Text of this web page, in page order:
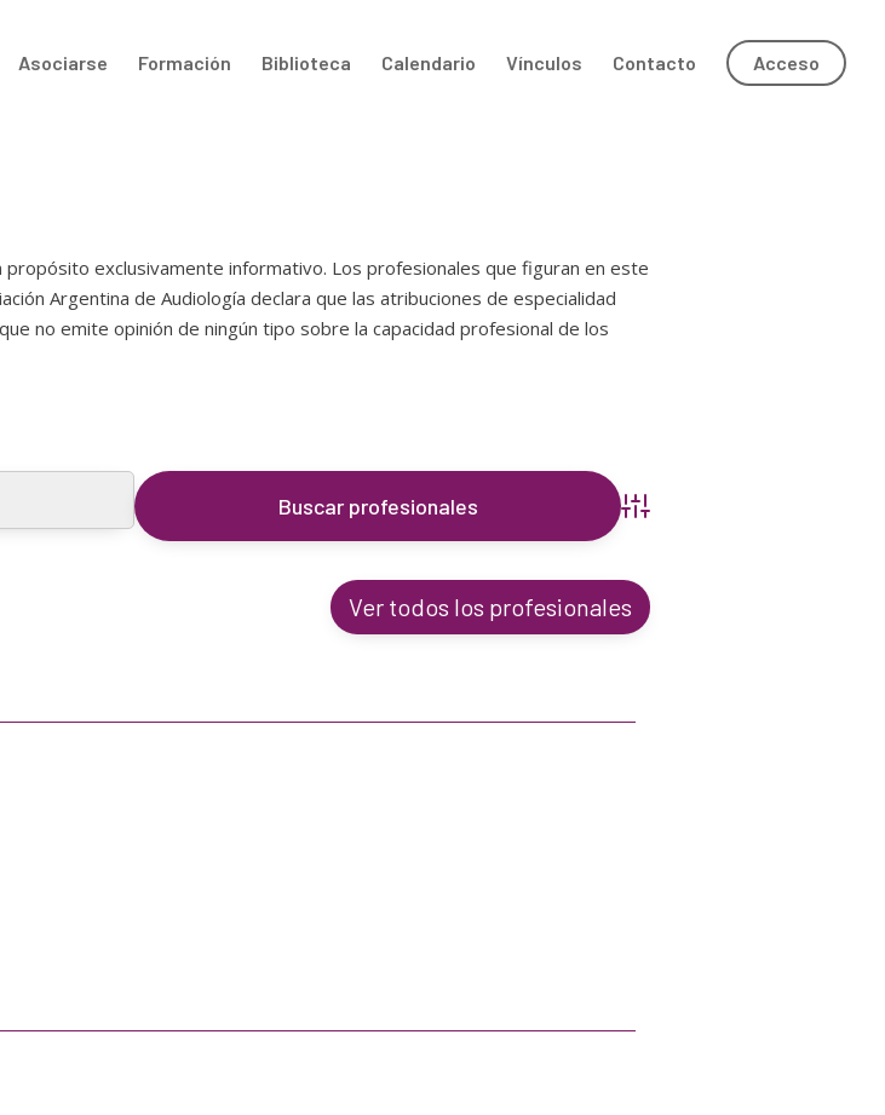
Asociarse Formación Biblioteca Calendario Vínculos Contacto Acceso
exclusivamente informativo. Los profesionales que figuran en este
Argentina de Audiología declara que las atribuciones de especialidad
no emite opinión de ningún tipo sobre la capacidad profesional de los
Búsqueda avanzada
Ver todos los profesionales